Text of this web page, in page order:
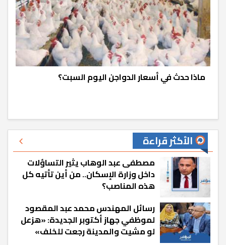
ماذا حدث في أسعار الدواجن اليوم السبت؟
الأكثر قراءة
مصطفى عبد الوهاب يثير التساؤلات
داخل وزارة الإسكان.. من أين تأتيه كل
هذه المناصب؟
رسائل المهندس محمد عبد المقصود
لموظفي جهاز أكتوبر الجديدة: «هزعل
لو مشيت والمدينة رجعت للخلف»